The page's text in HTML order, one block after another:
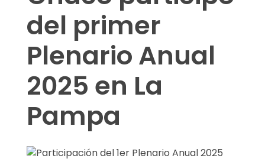
ó
n
d
e
del primer
Plenario Anual
2025 en La
Pampa